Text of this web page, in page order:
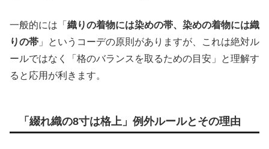
一般的には「 織りの着物には染めの帯、染めの着物には織
りの帯 」というコーデの原則がありますが、これは絶対ル
ールではなく「格のバランスを取るための目安」と理解す
ると応用が利きます。
「綴れ織の8寸は格上」例外ルールとその理由